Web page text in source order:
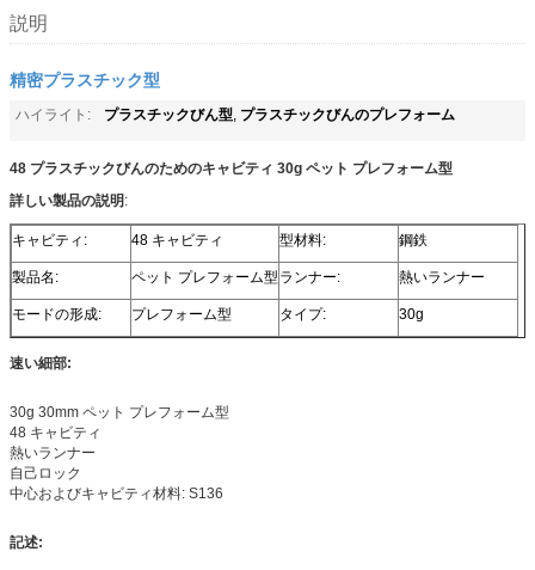
説明
精密プラスチック型
ハイライト: プラスチックびん型, プラスチックびんのプレフォーム
48 プラスチックびんのためのキャビティ 30g ペット プレフォーム型
詳しい製品の説明 :
キャビティ: 48 キャビティ 型材料: 鋼鉄
製品名: ペット プレフォーム型 ランナー: 熱いランナー
モードの形成: プレフォーム型 タイプ: 30g
速い細部:
30g 30mm ペット プレフォーム型
48 キャビティ
熱いランナー
自己ロック
中心およびキャビティ材料: S136
記述: